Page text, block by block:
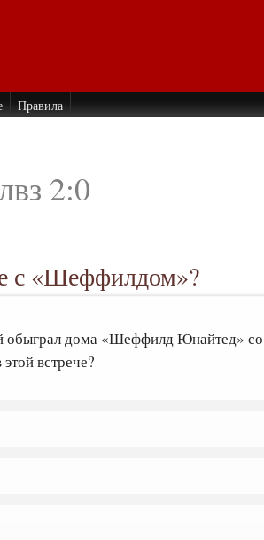
Правила
2:0
с «Шеффилдом»?
дома «Шеффилд Юнайтед»
встрече?